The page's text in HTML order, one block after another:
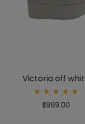
Victoria off
5.00
$999.00